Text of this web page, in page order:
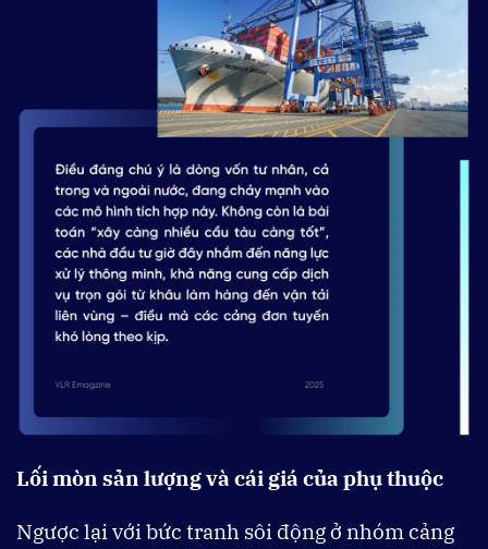
Lối mòn sản lượng và cái giá của phụ thuộc
Ngược lại với bức tranh sôi động ở nhóm cảng